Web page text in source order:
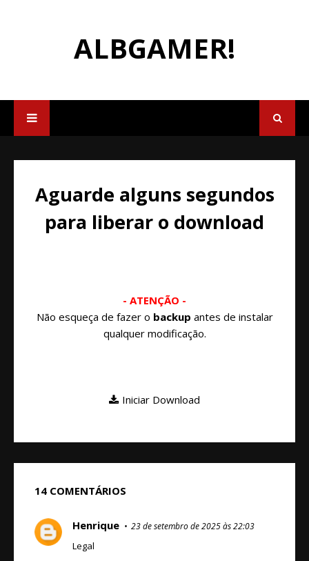
ALBGAMER!
Aguarde alguns segundos
para liberar o download
- ATENÇÃO -
Não esqueça de fazer o backup antes de instalar
qualquer modificação.
Iniciar Download
14 COMENTÁRIOS
Henrique 23 de setembro de 2025 às 22:03
Legal